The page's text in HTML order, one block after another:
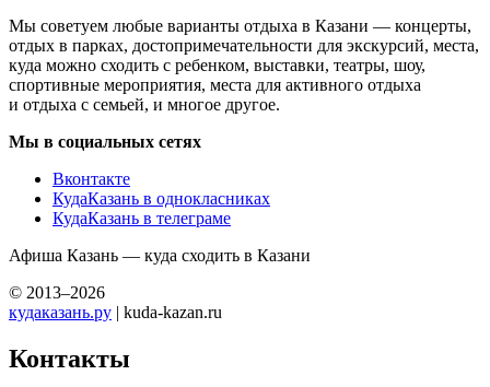
Мы советуем любые варианты отдыха в Казани — концерты,
отдых в парках, достопримечательности для экскурсий, места,
куда можно сходить с ребенком, выставки, театры, шоу,
спортивные мероприятия, места для активного отдыха
и отдыха с семьей, и многое другое.
Мы в социальных сетях
Вконтакте
КудаКазань в однокласниках
КудаКазань в телеграме
Афиша Казань — куда сходить в Казани
© 2013–2026
кудаказань.ру | kuda-kazan.ru
Контакты